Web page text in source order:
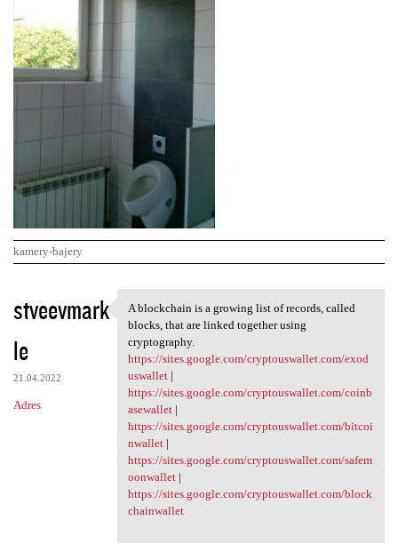
kamery-bajery
K
o
m
e
n
stveevmark
le
21.04.2022
Adres
A blockchain is a growing
A blockchain is a growing list of records, called
blocks, that are linked together using
cryptography.
https://sites.google.com/cryptouswallet.com/exod
uswallet|
https://sites.google.com/cryptouswallet.com/coinb
asewallet|
https://sites.google.com/cryptouswallet.com/bitcoi
nwallet|
https://sites.google.com/cryptouswallet.com/safem
oonwallet|
https://sites.google.com/cryptouswallet.com/block
chainwallet